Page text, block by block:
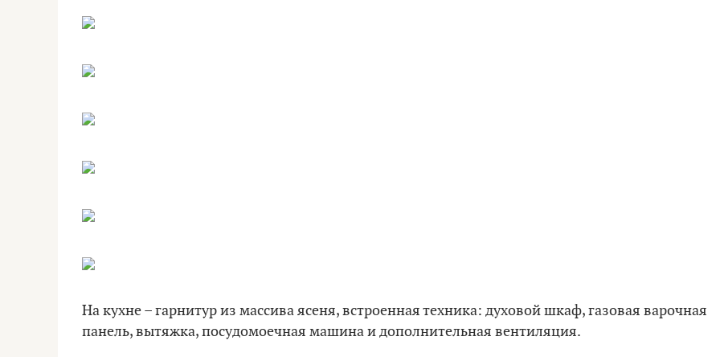
На кухне – гарнитур из массива ясеня, встроенная техника: духовой шкаф, газовая варочная
панель, вытяжка, посудомоечная машина и дополнительная вентиляция.